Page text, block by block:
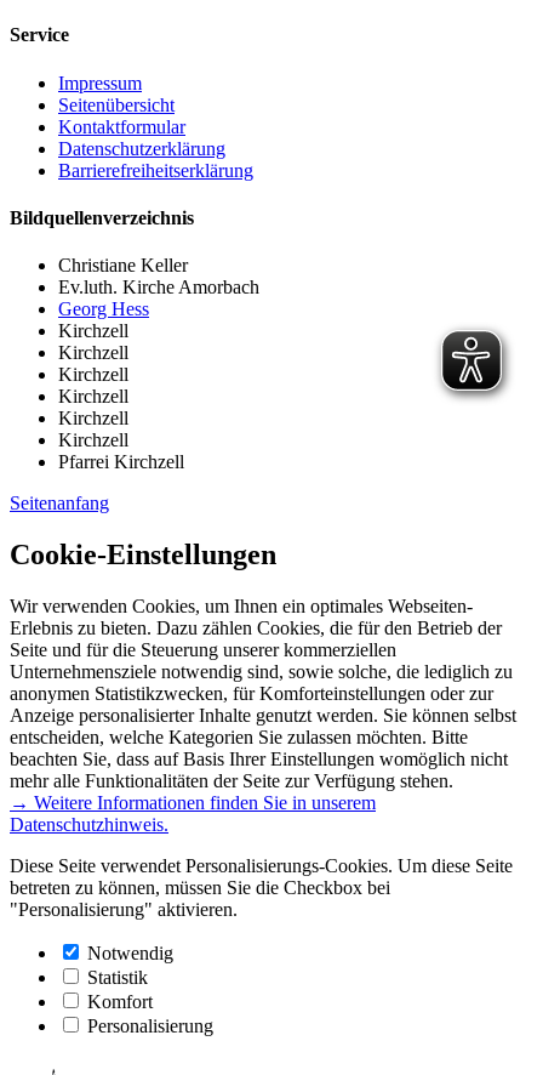
Service
Impressum
Seitenübersicht
Kontaktformular
Datenschutzerklärung
Barrierefreiheitserklärung
Bildquellenverzeichnis
Christiane Keller
Ev.luth. Kirche Amorbach
Georg Hess
Kirchzell
Kirchzell
Kirchzell
Kirchzell
Kirchzell
Kirchzell
Pfarrei Kirchzell
Seitenanfang
Cookie-Einstellungen
Wir verwenden Cookies, um Ihnen ein optimales Webseiten-
Erlebnis zu bieten. Dazu zählen Cookies, die für den Betrieb der
Seite und für die Steuerung unserer kommerziellen
Unternehmensziele notwendig sind, sowie solche, die lediglich zu
anonymen Statistikzwecken, für Komforteinstellungen oder zur
Anzeige personalisierter Inhalte genutzt werden. Sie können selbst
entscheiden, welche Kategorien Sie zulassen möchten. Bitte
beachten Sie, dass auf Basis Ihrer Einstellungen womöglich nicht
mehr alle Funktionalitäten der Seite zur Verfügung stehen.
→ Weitere Informationen finden Sie in unserem
Datenschutzhinweis.
Diese Seite verwendet Personalisierungs-Cookies. Um diese Seite
betreten zu können, müssen Sie die Checkbox bei
"Personalisierung" aktivieren.
Notwendig
Statistik
Komfort
Personalisierung